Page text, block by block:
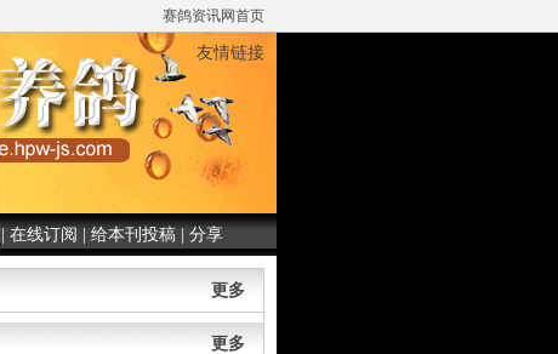
赛鸽资讯网首页
友情链接
在线订阅 给本刊投稿 分享
更多
更多